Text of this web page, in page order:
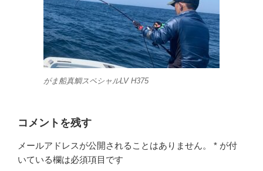
がま船真鯛スペシャルLV H375
コメントを残す
メールアドレスが公開されることはありません。 * が付
いている欄は必須項目です